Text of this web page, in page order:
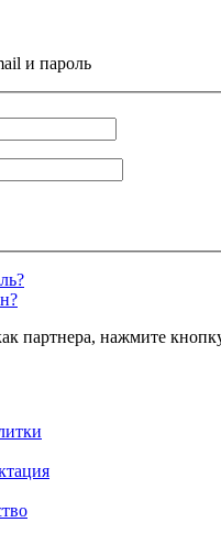
и пароль
партнера, нажмите